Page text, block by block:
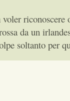
riconoscere
da un
soltanto per